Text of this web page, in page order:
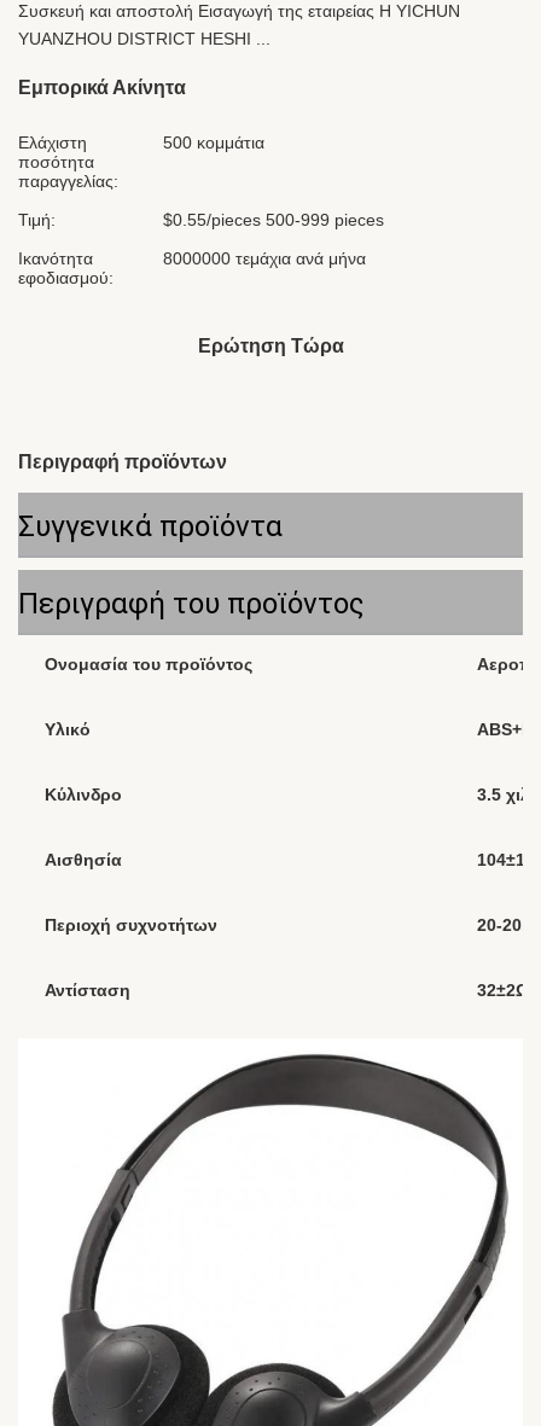
Συσκευή και αποστολή Εισαγωγή της εταιρείας Η YICHUN
YUANZHOU DISTRICT HESHI ...
Εμπορικά Ακίνητα
Ελάχιστη
ποσότητα
παραγγελίας:
500 κομμάτια
Τιμή:
$0.55/pieces 500-999 pieces
Ικανότητα
εφοδιασμού:
8000000 τεμάχια ανά μήνα
Ερώτηση Τώρα
Περιγραφή προϊόντων
Συγγενικά προϊόντα
Περιγραφή του προϊόντος
Ονομασία του προϊόντος
Υλικό
Κύλινδρο 3.5
Αισθησία
Περιοχή συχνοτήτων 20-
Αντίσταση 32±2Ω